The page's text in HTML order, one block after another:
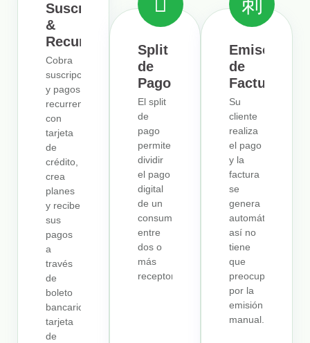
Suscripciones
&
Recurrencia
Cobra
suscripciones
y pagos
recurrentes
con
tarjeta
de
crédito,
crea
planes
y recibe
sus
pagos
a
través
de
boleto
bancario,
tarjeta
de
Split
de
Pago
El split
de
pago
permite
dividir
el pago
digital
de un
consumidor
entre
dos o
más
receptores.
Emisor
de
Facturas
Su
cliente
realiza
el pago
y la
factura
se
genera
automáticamente,
así no
tiene
que
preocuparse
por la
emisión
manual.